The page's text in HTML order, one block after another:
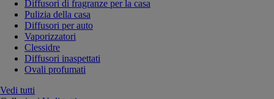
Diffusori di fragranze per la casa
Pulizia della casa
Diffusori per auto
Vaporizzatori
Clessidre
Diffusori inaspettati
Ovali profumati
Vedi tutti